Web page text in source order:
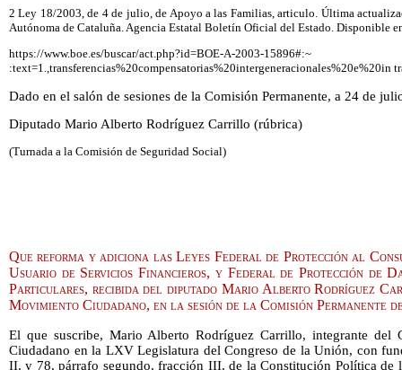
2 Ley 18/2003, de 4 de julio, de Apoyo a las Familias, articulo. Última
Autónoma de Cataluña. Agencia Estatal Boletín Oficial del Estado. Disponible
https://www.boe.es/buscar/act.php?id=BOE-A-2003-15896#:~
:text=1.,transferencias%20compensatorias%20intergeneracionales%20e%20in
Dado en el salón de sesiones de la Comisión Permanente, a 24 de
Diputado Mario Alberto Rodríguez Carrillo (rúbrica)
(Turnada a la Comisión de Seguridad Social)
Que reforma y adiciona las Leyes Federal de Protección al
Usuario de Servicios Financieros, y Federal de Protección de
Particulares, recibida del diputado Mario Alberto Rodríguez
Movimiento Ciudadano, en la sesión de la Comisión Permanente
El que suscribe, Mario Alberto Rodríguez Carrillo, integrante del
Ciudadano en la LXV Legislatura del Congreso de la Unión, con
II, y 78, párrafo segundo, fracción III, de la Constitución Política de